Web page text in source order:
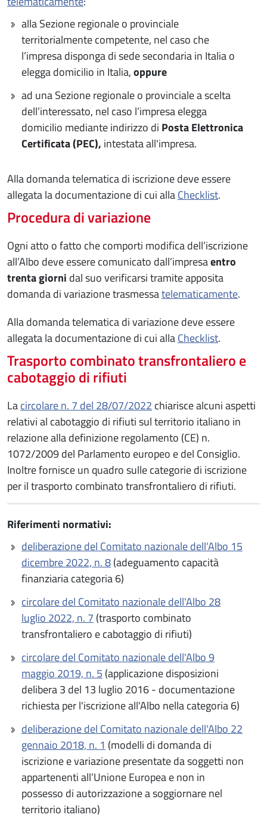
alla Sezione regionale o provinciale
territorialmente competente, nel caso che
l’impresa disponga di sede secondaria in Italia o
elegga domicilio in Italia,oppure
ad una Sezione regionale o provinciale a scelta
dell’interessato, nel caso l’impresa elegga
domicilio mediante indirizzo di Posta Elettronica
Certificata (PEC), intestata all'impresa.
Alla domanda telematica di iscrizione deve essere
allegata la documentazione di cui allaChecklist.
Procedura di variazione
Ogni atto o fatto che comporti modifica dell’iscrizione
all’Albo deve essere comunicato dall’impresaentro
trenta giorni dal suo verificarsi tramite apposita
domanda di variazione trasmessatelematicamente.
Alla domanda telematica di variazione deve essere
allegata la documentazione di cui allaChecklist.
Trasporto combinato transfrontaliero e
cabotaggio di rifiuti
Lacircolare n. 7 del 28/07/2022 chiarisce alcuni aspetti
relativi al cabotaggio di rifiuti sul territorio italiano in
relazione alla definizione regolamento (CE) n.
1072/2009 del Parlamento europeo e del Consiglio.
Inoltre fornisce un quadro sulle categorie di iscrizione
per il trasporto combinato transfrontaliero di rifiuti.
Riferimenti normativi:
deliberazione del Comitato nazionale dell'Albo 15
dicembre 2022, n. 8(adeguamento capacità
finanziaria categoria 6)
circolare del Comitato nazionale dell'Albo 28
luglio 2022, n. 7 (trasporto combinato
transfrontaliero e cabotaggio di rifiuti)
circolare del Comitato nazionale dell'Albo 9
maggio 2019, n. 5 (applicazione disposizioni
delibera 3 del 13 luglio 2016 - documentazione
richiesta per l'iscrizione all'Albo nella categoria 6)
deliberazione del Comitato nazionale dell'Albo 22
gennaio 2018, n. 1 (modelli di domanda di
iscrizione e variazione presentate da soggetti non
appartenenti all’Unione Europea e non in
possesso di autorizzazione a soggiornare nel
territorio italiano)